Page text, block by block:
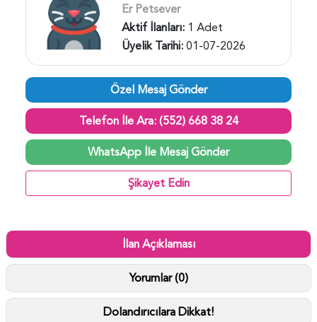
Er Petsever
Aktif İlanları: 1 Adet
Üyelik Tarihi:01-07-2026
Özel Mesaj Gönder
Telefon İle Ara: (552) 668 38 24
WhatsApp İle Mesaj Gönder
Şikayet Edin
İlan Açıklaması
Yorumlar (0)
Dolandırıcılara Dikkat!